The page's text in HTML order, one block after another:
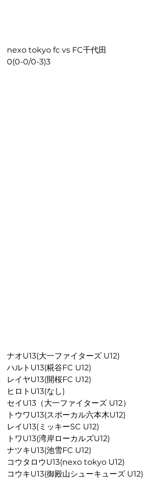
nexo tokyo fc vs FC千代田
0(0-0/0-3)3
ナオU13(大一ファイターズ U12)
ハルトU13(糀谷FC U12)
レイヤU13(開桜FC U12)
ヒロトU13(なし)
セイU13（大一ファイターズ U12）
トウワU13(スポーカル六本木U12)
レイU13(ミッキーSC U12)
トワU13(湾岸ローカルズU12)
ナツキU13(池雪FC U12)
コウタロウU13(nexo tokyo U12)
コウキU13(御殿山シューキューズ U12)